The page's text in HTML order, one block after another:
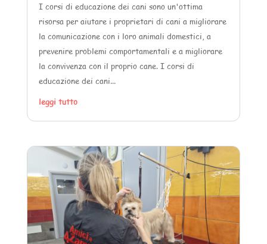
I corsi di educazione dei cani sono un'ottima
risorsa per aiutare i proprietari di cani a migliorare
la comunicazione con i loro animali domestici, a
prevenire problemi comportamentali e a migliorare
la convivenza con il proprio cane. I corsi di
educazione dei cani...
leggi tutto